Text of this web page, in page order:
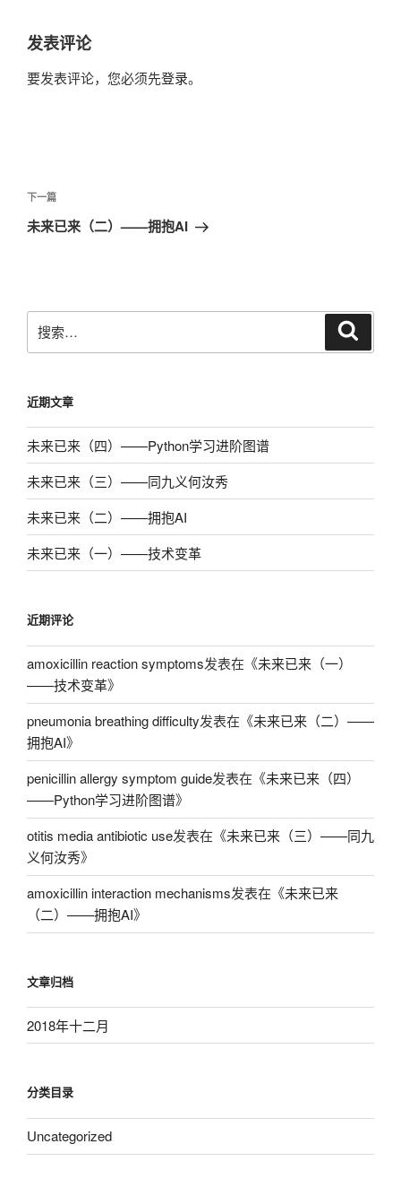
发表评论
要发表评论，您必须先登录。
章
导
下
一
下一篇
未来已来（二）——拥抱AI
搜
索：
近期文章
未来已来（四）——Python学习进阶图谱
未来已来（三）——同九义何汝秀
未来已来（二）——拥抱AI
未来已来（一）——技术变革
近期评论
amoxicillin reaction symptoms发表在《未来已来（一）
——技术变革》
pneumonia breathing difficulty发表在《未来已来（二）——
拥抱AI》
penicillin allergy symptom guide发表在《未来已来（四）
——Python学习进阶图谱》
otitis media antibiotic use发表在《未来已来（三）——同九
义何汝秀》
amoxicillin interaction mechanisms发表在《未来已来
（二）——拥抱AI》
文章归档
2018年十二月
分类目录
Uncategorized